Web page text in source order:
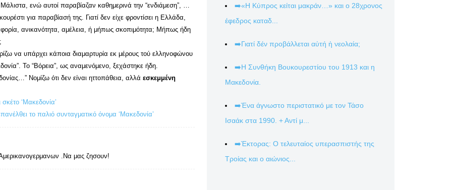
ενώ αυτοί παραβίαζαν καθημερινά την “ενδιάμεση”, …
για παραβίασή της. Γιατί δεν είχε φροντίσει η Ελλάδα,
ανικανότητα, αμέλεια, ή μήπως σκοπιμότητα; Μήπως ήδη
να υπάρχει κάποια διαμαρτυρία εκ μέρους τού ελληνοφώνου
Το “Βόρεια”, ως αναμενόμενο, ξεχάστηκε ήδη.
Νομίζω ότι δεν είναι ηττοπάθεια, αλλά εσκεμμένη
‘Μακεδονία’
το παλιό συνταγματικό όνομα ‘Μακεδονία’
.Να μας ζησουν!
➡️«Η Κύπρος κείται μακράν…» και ο 28χρονος
έφεδρος καταδ...
➡️Γιατί δέν προβάλλεται αὐτή ἡ νεολαία;
➡️Η Συνθήκη Βουκουρεστίου του 1913 και η
Μακεδονία.
➡️Ένα άγνωστο περιστατικό με τον Τάσο
Ισαάκ στα 1990. + Αντί μ...
➡️Έκτορας: Ο τελευταίος υπερασπιστής της
Τροίας και ο αιώνιος...